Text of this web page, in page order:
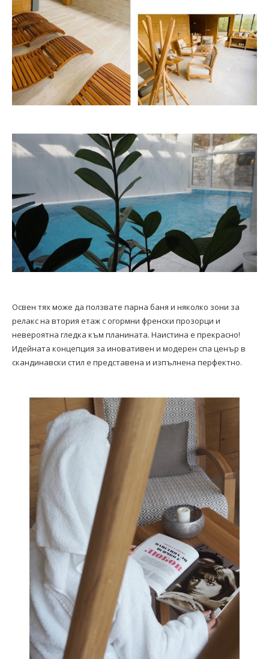
Освен тях може да ползвате парна баня и няколко зони за
релакс на втория етаж с огормни френски прозорци и
невероятна гледка към планината. Наистина е прекрасно!
Идейната концепция за иновативен и модерен спа ценър в
скандинавски стил е представена и изпълнена перфектно.